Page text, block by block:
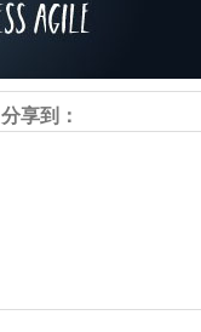
分享到：